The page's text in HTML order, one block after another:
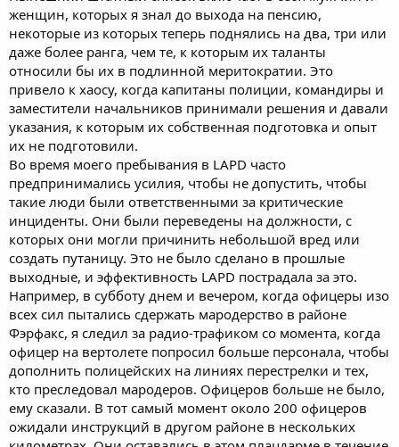
женщин, которых я знал до выхода на пенсию,
некоторые из которых теперь поднялись на два, три или
даже более ранга, чем те, к которым их таланты
относили бы их в подлинной меритократии. Это
привело к хаосу, когда капитаны полиции, командиры и
заместители начальников принимали решения и давали
указания, к которым их собственная подготовка и опыт
их не подготовили.
Во время моего пребывания в LAPD часто
предпринимались усилия, чтобы не допустить, чтобы
такие люди были ответственными за критические
инциденты. Они были переведены на должности, с
которых они могли причинить небольшой вред или
создать путаницу. Это не было сделано в прошлые
выходные, и эффективность LAPD пострадала за это.
Например, в субботу днем и вечером, когда офицеры изо
всех сил пытались сдержать мародерство в районе
Фэрфакс, я следил за радио-трафиком со момента, когда
офицер на вертолете попросил больше персонала, чтобы
дополнить полицейских на линиях перестрелки и тех,
кто преследовал мародеров. Офицеров больше не было,
ему сказали. В тот самый момент около 200 офицеров
ожидали инструкций в другом районе в нескольких